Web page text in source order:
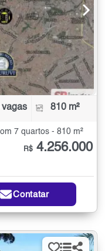
vagas 810 m²
7 quartos - 810 m²
R$ 4.256.000
Contatar